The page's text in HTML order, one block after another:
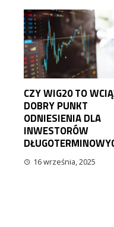
CZY WIG20 TO
DOBRY PUNKT
ODNIESIENIA DLA
INWESTORÓW
16 września, 2025